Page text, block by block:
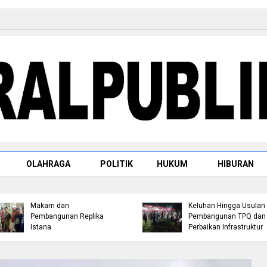
OLAHRAGA POLITIK HUKUM HIBURAN
Riau Perkuat Sinergi
Tangani Gangguan Kera
Liar di Tembilahan
Desak Polda Riau Beri
Perlindungan terhadap
Advokat